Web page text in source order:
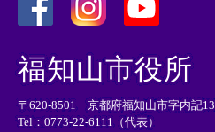
外
部
リ
ン
ク
外
リ
ン
ク
外
部
ン
ク
福知山市役所
〒620-8501 京都府福知山市字内記13
Tel：0773-22-6111（代表）